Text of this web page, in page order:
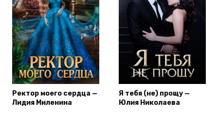
Ректор моего сердца —
Лидия Миленина
Я тебя (не) прощу —
Юлия Николаева